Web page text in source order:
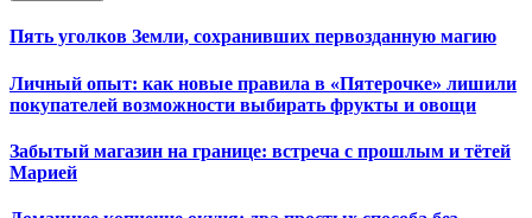
Пять уголков Земли, сохранивших первозданную магию
Личный опыт: как новые правила в «Пятерочке» лишили
покупателей возможности выбирать фрукты и овощи
Забытый магазин на границе: встреча с прошлым и тётей
Марией